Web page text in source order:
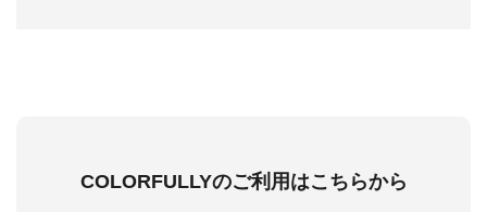
COLORFULLYのご利用はこちらから